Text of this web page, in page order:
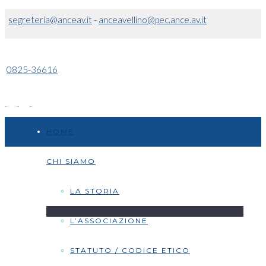
segreteria@anceav.it- anceavellino@pec.ance.av.it
0825-36616
CHI SIAMO
LA STORIA
L’ASSOCIAZIONE
STATUTO / CODICE ETICO